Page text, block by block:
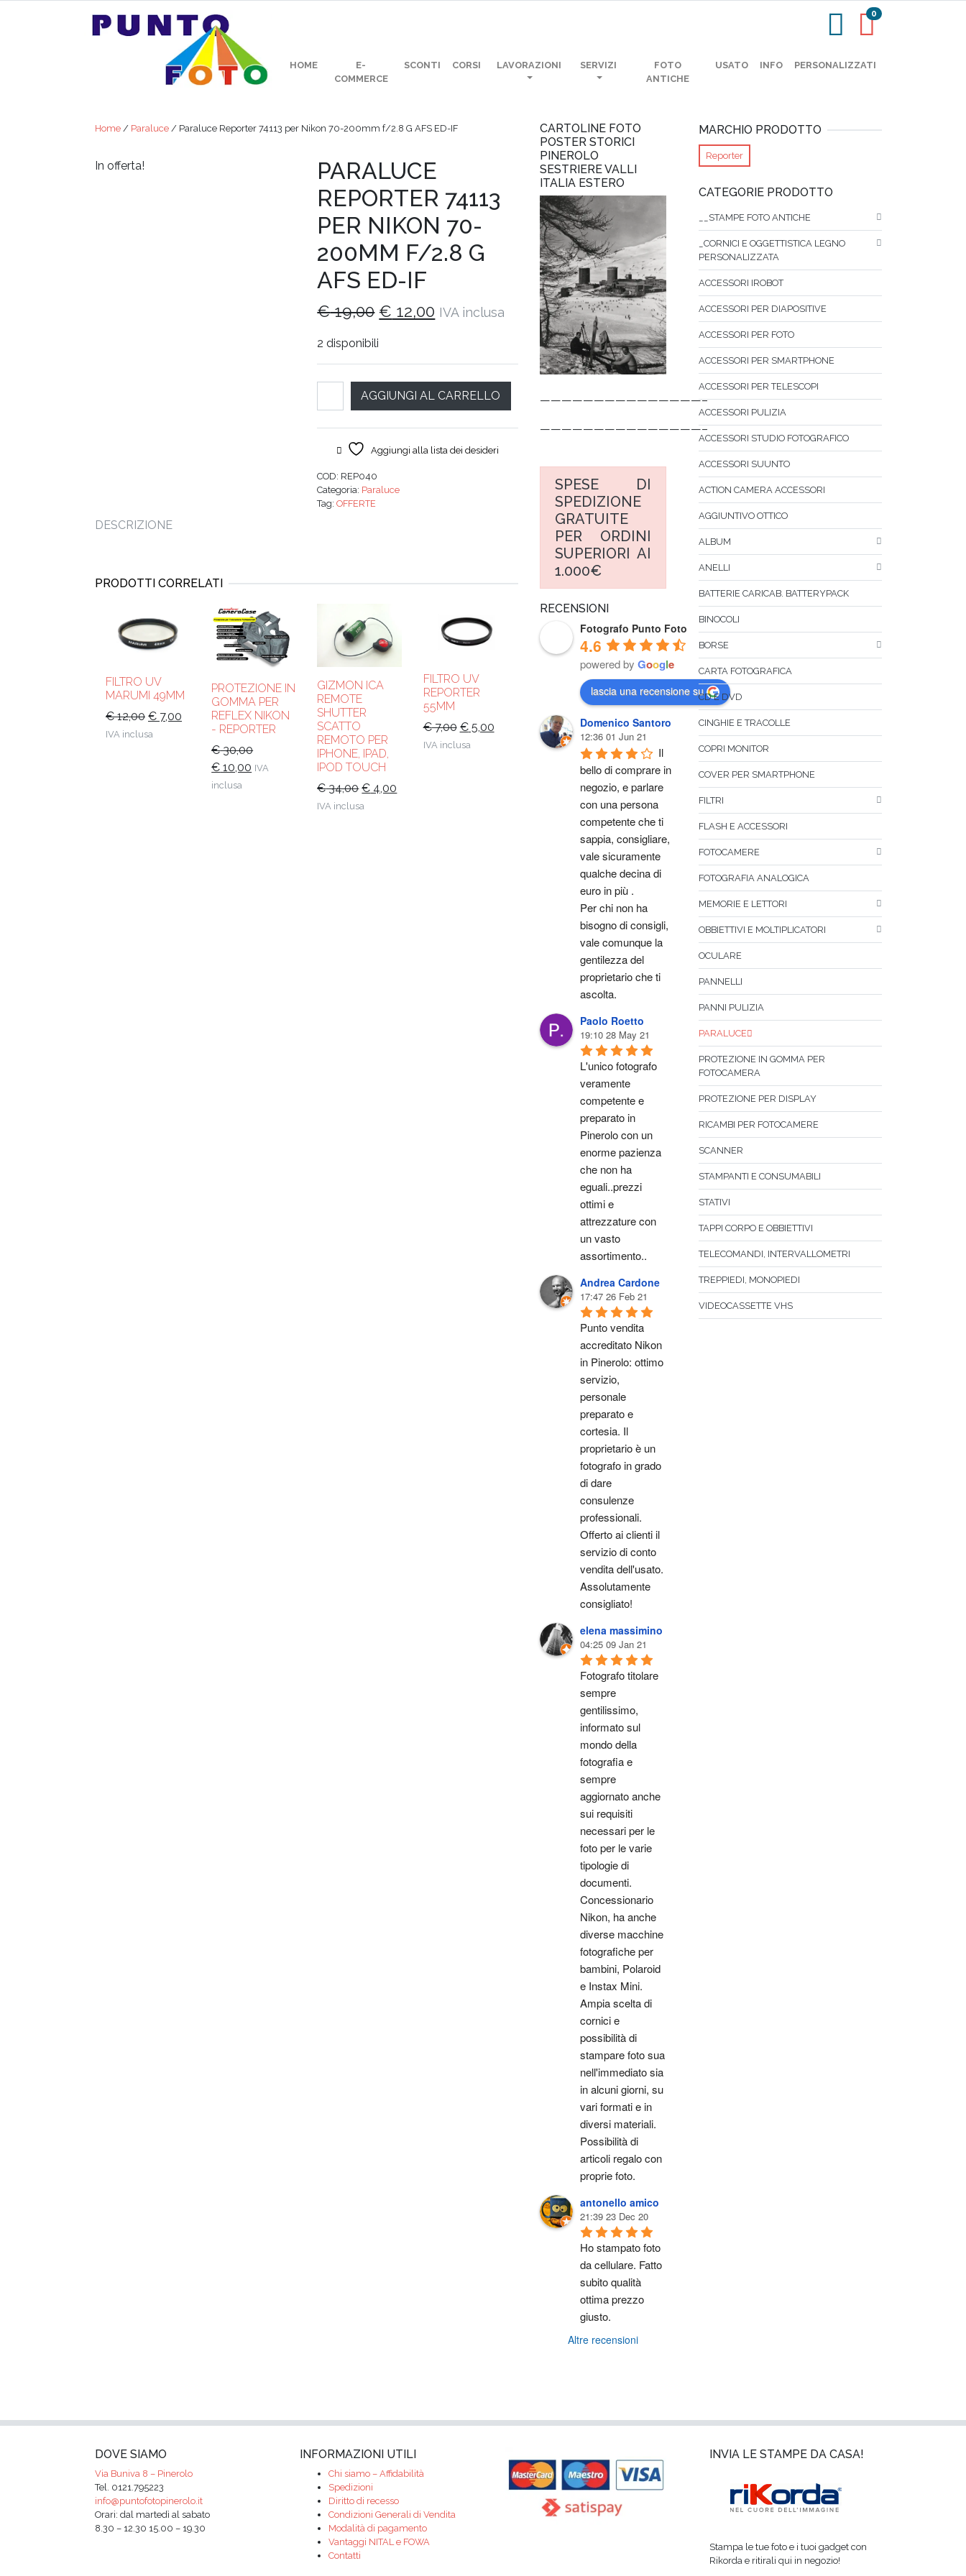
0
HOME
E-
COMMERCE
SCONTI CORSI LAVORAZIONI SERVIZI
FOTO
ANTICHE
USATO INFO PERSONALIZZATI
Home / Paraluce / Paraluce Reporter 74113 per Nikon 70-200mm f/2.8 G AFS ED-IF
In offerta!
PARALUCE
REPORTER 74113
PER NIKON 70-
200MM F/2.8 G
AFS ED-IF
€19,00 Il
era:
€ 19,00.
€ 12,00 Il
è:
€ 12,00.
IVA inclusa
2 disponibili
Quantità
AGGIUNGI AL CARRELLO
Aggiungi alla lista dei desideri
COD: REP040
Categoria: Paraluce
Tag:OFFERTE
DESCRIZIONE
PRODOTTI CORRELATI
FILTRO UV
MARUMI 49MM
€12,00 Il
prezzo
€ 7,00
prezzo
attuale
€ 7,00.
IVA inclusa
PROTEZIONE IN
GOMMA PER
REFLEX NIKON
- REPORTER
€30,00
Il
prezzo
€ 10,00 IlIVA
inclusa
GIZMON ICA
REMOTE
SHUTTER
SCATTO
REMOTO PER
IPHONE, IPAD,
IPOD TOUCH
€34,00Il
prezzo
€ 4,00
IVA inclusa
FILTRO UV
REPORTER
55MM
€7,00 Il
prezzo
€5,00Il
IVA inclusa
CARTOLINE FOTO
POSTER STORICI
PINEROLO
SESTRIERE VALLI
ITALIA ESTERO
———————————————–
———————————————–
SPESE DI
SPEDIZIONE
GRATUITE
PER ORDINI
SUPERIORI AI
1.000€
RECENSIONI
Fotografo Punto Foto
4.6
powered by Google
lascia una recensione su
Domenico Santoro
12:36 01 Jun 21
Il
bello di comprare in
negozio, e parlare
con una persona
competente che ti
sappia, consigliare,
vale sicuramente
qualche decina di
euro in più .
Per chi non ha
bisogno di consigli,
vale comunque la
gentilezza del
proprietario che ti
ascolta.
Paolo Roetto
19:10 28 May 21
L'unico fotografo
veramente
competente e
preparato in
Pinerolo con un
enorme pazienza
che non ha
eguali..prezzi
ottimi e
attrezzature con
un vasto
assortimento..
Andrea Cardone
17:47 26 Feb 21
Punto vendita
accreditato Nikon
in Pinerolo: ottimo
servizio,
personale
preparato e
cortesia. Il
proprietario è un
fotografo in grado
di dare
consulenze
professionali.
Offerto ai clienti il
servizio di conto
vendita dell'usato.
Assolutamente
consigliato!
elena massimino
04:25 09 Jan 21
Fotografo titolare
sempre
gentilissimo,
informato sul
mondo della
fotografia e
sempre
aggiornato anche
sui requisiti
necessari per le
foto per le varie
tipologie di
documenti.
Concessionario
Nikon, ha anche
diverse macchine
fotografiche per
bambini, Polaroid
e Instax Mini.
Ampia scelta di
cornici e
possibilità di
stampare foto sua
nell'immediato sia
in alcuni giorni, su
vari formati e in
diversi materiali.
Possibilità di
articoli regalo con
proprie foto.
antonello amico
21:39 23 Dec 20
Ho stampato foto
da cellulare. Fatto
subito qualità
ottima prezzo
giusto.
Altre recensioni
MARCHIO PRODOTTO
Reporter
CATEGORIE PRODOTTO
__STAMPE FOTO ANTICHE
_CORNICI E OGGETTISTICA LEGNO
PERSONALIZZATA
ACCESSORI IROBOT
ACCESSORI PER DIAPOSITIVE
ACCESSORI PER FOTO
ACCESSORI PER SMARTPHONE
ACCESSORI PER TELESCOPI
ACCESSORI PULIZIA
ACCESSORI STUDIO FOTOGRAFICO
ACCESSORI SUUNTO
ACTION CAMERA ACCESSORI
AGGIUNTIVO OTTICO
ALBUM
ANELLI
BATTERIE CARICAB. BATTERYPACK
BINOCOLI
BORSE
CARTA FOTOGRAFICA
CD E DVD
CINGHIE E TRACOLLE
COPRI MONITOR
COVER PER SMARTPHONE
FILTRI
FLASH E ACCESSORI
FOTOCAMERE
FOTOGRAFIA ANALOGICA
MEMORIE E LETTORI
OBBIETTIVI E MOLTIPLICATORI
OCULARE
PANNELLI
PANNI PULIZIA
PARALUCE
PROTEZIONE IN GOMMA PER
FOTOCAMERA
PROTEZIONE PER DISPLAY
RICAMBI PER FOTOCAMERE
SCANNER
STAMPANTI E CONSUMABILI
STATIVI
TAPPI CORPO E OBBIETTIVI
TELECOMANDI, INTERVALLOMETRI
TREPPIEDI, MONOPIEDI
VIDEOCASSETTE VHS
DOVE SIAMO
Via Buniva 8 – Pinerolo
Tel. 0121.795223
info@puntofotopinerolo.it
Orari: dal martedì al sabato
8.30 – 12.30 15.00 – 19.30
INFORMAZIONI UTILI
Chi siamo – Affidabilità
Spedizioni
Diritto di recesso
Condizioni Generali di Vendita
Modalità di pagamento
Vantaggi NITAL e FOWA
Contatti
INVIA LE STAMPE DA CASA!
Stampa le tue foto e i tuoi gadget con
Rikorda e ritirali qui in negozio!